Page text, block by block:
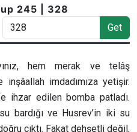
245 | 328
Get
hem merak ve telâş
imdadımıza yetişir.
ihzar edilen bomba patladı.
bardığı ve Husrev’in iki su
çıktı. Fakat dehşetli değil,